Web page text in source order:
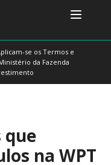
se os Termos e
da Fazenda
que
na WPT